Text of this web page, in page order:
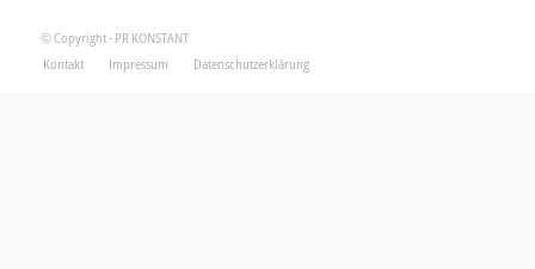
© Copyright - PR KONSTANT
Kontakt
Impressum Datenschutzerklärung